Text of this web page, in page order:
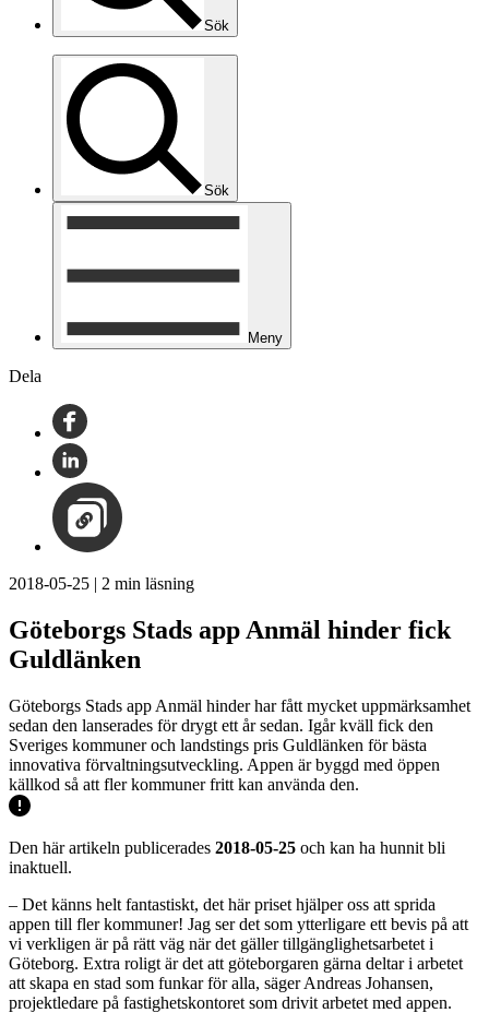
Sök
Sök
Meny
Dela
2018-05-25 | 2 min läsning
Göteborgs Stads app Anmäl hinder fick
Guldlänken
Göteborgs Stads app Anmäl hinder har fått mycket uppmärksamhet
sedan den lanserades för drygt ett år sedan. Igår kväll fick den
Sveriges kommuner och landstings pris Guldlänken för bästa
innovativa förvaltningsutveckling. Appen är byggd med öppen
källkod så att fler kommuner fritt kan använda den.
Den här artikeln publicerades 2018-05-25 och kan ha hunnit bli
inaktuell.
– Det känns helt fantastiskt, det här priset hjälper oss att sprida
appen till fler kommuner! Jag ser det som ytterligare ett bevis på att
vi verkligen är på rätt väg när det gäller tillgänglighetsarbetet i
Göteborg. Extra roligt är det att göteborgaren gärna deltar i arbetet
att skapa en stad som funkar för alla, säger Andreas Johansen,
projektledare på fastighetskontoret som drivit arbetet med appen.